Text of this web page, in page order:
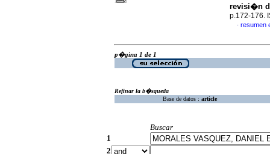
revisi�n
p.172-176.
· resumen
p�gina 1 de 1
Refinar la b�squeda
Base de datos : article
Buscar
1
2